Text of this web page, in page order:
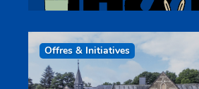
Offres & Initiatives